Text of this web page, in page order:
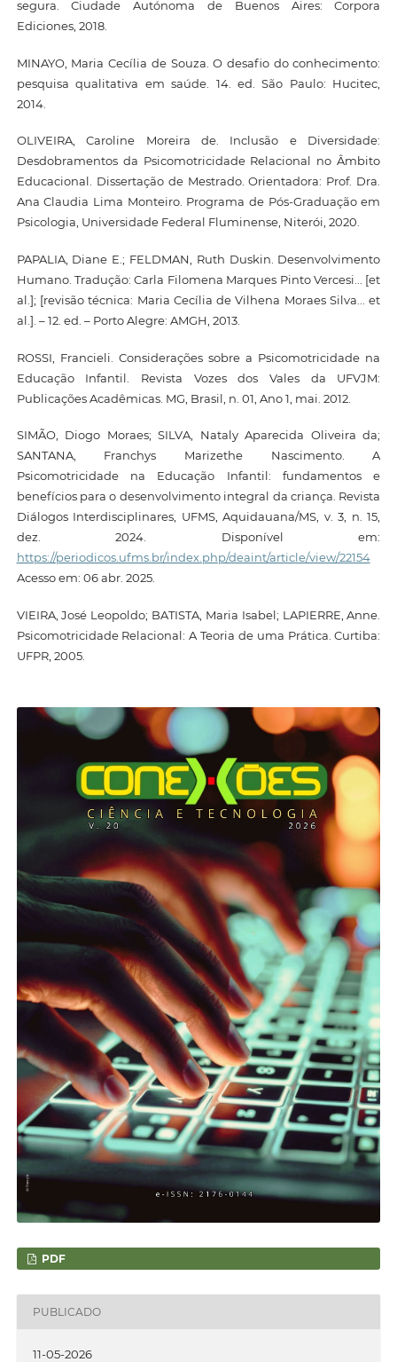
segura. Ciudade Autónoma de Buenos Aires: Corpora
Ediciones, 2018.
MINAYO, Maria Cecília de Souza. O desafio do conhecimento:
pesquisa qualitativa em saúde. 14. ed. São Paulo: Hucitec,
2014.
OLIVEIRA, Caroline Moreira de. Inclusão e Diversidade:
Desdobramentos da Psicomotricidade Relacional no Âmbito
Educacional. Dissertação de Mestrado. Orientadora: Prof. Dra.
Ana Claudia Lima Monteiro. Programa de Pós-Graduação em
Psicologia, Universidade Federal Fluminense, Niterói, 2020.
PAPALIA, Diane E.; FELDMAN, Ruth Duskin. Desenvolvimento
Humano. Tradução: Carla Filomena Marques Pinto Vercesi... [et
al.]; [revisão técnica: Maria Cecília de Vilhena Moraes Silva... et
al.]. – 12. ed. – Porto Alegre: AMGH, 2013.
ROSSI, Francieli. Considerações sobre a Psicomotricidade na
Educação Infantil. Revista Vozes dos Vales da UFVJM:
Publicações Acadêmicas. MG, Brasil, n. 01, Ano 1, mai. 2012.
SIMÃO, Diogo Moraes; SILVA, Nataly Aparecida Oliveira da;
SANTANA, Franchys Marizethe Nascimento. A
Psicomotricidade na Educação Infantil: fundamentos e
benefícios para o desenvolvimento integral da criança. Revista
Diálogos Interdisciplinares, UFMS, Aquidauana/MS, v. 3, n. 15,
dez. 2024. Disponível em:
https://periodicos.ufms.br/index.php/deaint/article/view/22154
Acesso em: 06 abr. 2025.
VIEIRA, José Leopoldo; BATISTA, Maria Isabel; LAPIERRE, Anne.
Psicomotricidade Relacional: A Teoria de uma Prática. Curtiba:
UFPR, 2005.
PDF
PUBLICADO
11-05-2026